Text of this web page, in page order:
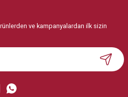
ederiz.
veya görüntülenemiyor.
bulunuyor.
olmalı.
ve kampanyalardan ilk sizin